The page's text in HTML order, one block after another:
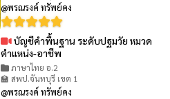
@พรณรงค์ ทรัพย์คง
บัญชีคำพื้นฐาน ระดับปฐมวัย หมวด
ตำแหน่ง-อาชีพ
ภาษาไทย อ.2
🏫 สพป.จันทบุรี เขต 1
@พรณรงค์ ทรัพย์คง